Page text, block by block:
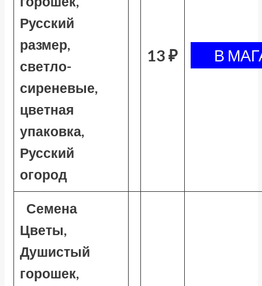
Русский
размер,
светло-
сиреневые,
цветная
упаковка,
Русский
огород
13 ₽
Семена
Цветы,
Душистый
горошек,